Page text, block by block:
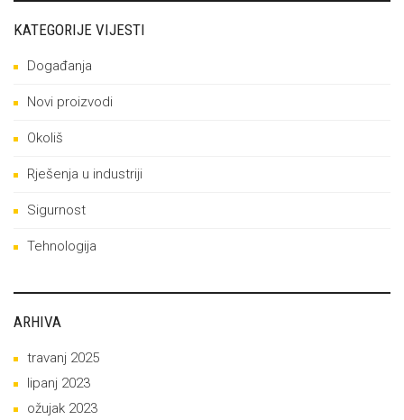
KATEGORIJE VIJESTI
Događanja
Novi proizvodi
Okoliš
Rješenja u industriji
Sigurnost
Tehnologija
ARHIVA
travanj 2025
lipanj 2023
ožujak 2023